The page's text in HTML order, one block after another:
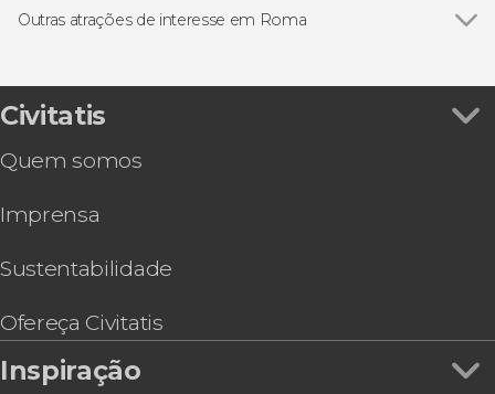
Outras atrações de interesse em Roma
Civitatis
Quem somos
Imprensa
Sustentabilidade
Ofereça Civitatis
Inspiração